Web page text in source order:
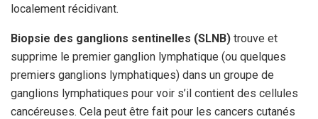
localement récidivant.
Biopsie des ganglions sentinelles (SLNB) trouve et
supprime le premier ganglion lymphatique (ou quelques
premiers ganglions lymphatiques) dans un groupe de
ganglions lymphatiques pour voir s’il contient des cellules
cancéreuses. Cela peut être fait pour les cancers cutanés